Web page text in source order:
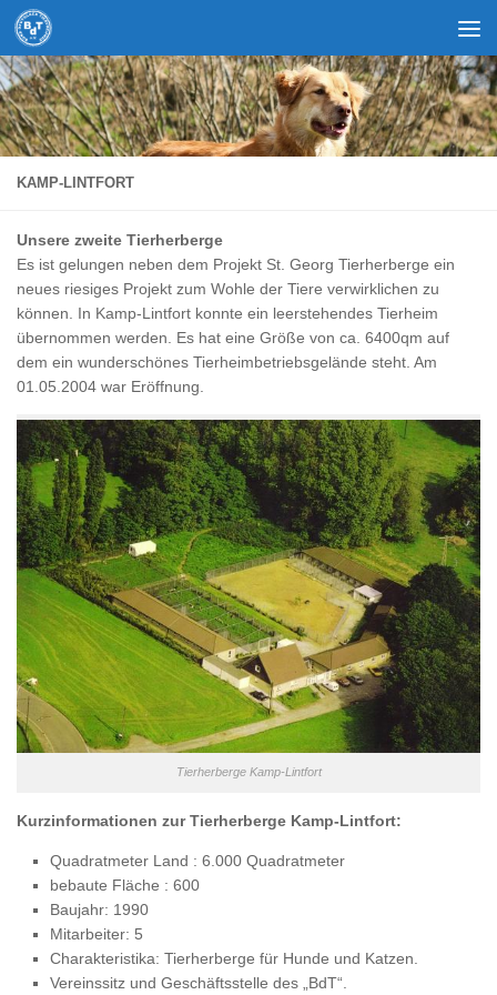
Zum Inhalt springen
KAMP-LINTFORT
Unsere zweite Tierherberge
Es ist gelungen neben dem Projekt St. Georg Tierherberge ein
neues riesiges Projekt zum Wohle der Tiere verwirklichen zu
können. In Kamp-Lintfort konnte ein leerstehendes Tierheim
übernommen werden. Es hat eine Größe von ca. 6400qm auf
dem ein wunderschönes Tierheimbetriebsgelände steht. Am
01.05.2004 war Eröffnung.
Tierherberge Kamp-Lintfort
Kurzinformationen zur Tierherberge Kamp-Lintfort:
Quadratmeter Land : 6.000 Quadratmeter
bebaute Fläche : 600
Baujahr: 1990
Mitarbeiter: 5
Charakteristika: Tierherberge für Hunde und Katzen.
Vereinssitz und Geschäftsstelle des „BdT“.